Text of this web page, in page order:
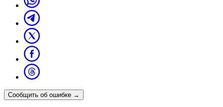
Сообщить об ошибке →